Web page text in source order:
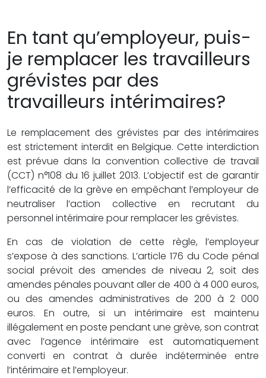
En tant qu’employeur, puis-
je remplacer les travailleurs
grévistes par des
travailleurs intérimaires?
Le remplacement des grévistes par des intérimaires
est strictement interdit en Belgique. Cette interdiction
est prévue dans la convention collective de travail
(CCT) n°108 du 16 juillet 2013. L’objectif est de garantir
l’efficacité de la grève en empêchant l’employeur de
neutraliser l’action collective en recrutant du
personnel intérimaire pour remplacer les grévistes.
En cas de violation de cette règle, l’employeur
s’expose à des sanctions. L’article 176 du Code pénal
social prévoit des amendes de niveau 2, soit des
amendes pénales pouvant aller de 400 à 4 000 euros,
ou des amendes administratives de 200 à 2 000
euros. En outre, si un intérimaire est maintenu
illégalement en poste pendant une grève, son contrat
avec l’agence intérimaire est automatiquement
converti en contrat à durée indéterminée entre
l’intérimaire et l’employeur​.